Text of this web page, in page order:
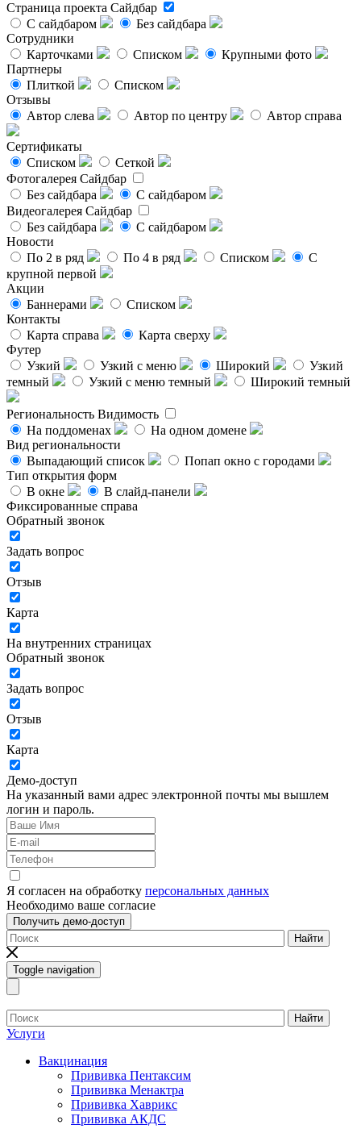
Страница проекта Сайдбар
С сайдбаром
Без сайдбара
Сотрудники
Карточками
Списком
Крупными фото
Партнеры
Плиткой
Списком
Отзывы
Автор слева
Автор по центру Автор справа
Сертификаты
Списком
Сеткой
Фотогалерея Сайдбар
Без сайдбара
С сайдбаром
Видеогалерея Сайдбар
Без сайдбара
С сайдбаром
Новости
По 2 в ряд
По 4 в ряд Списком
С
крупной первой
Акции
Баннерами
Списком
Контакты
Карта справа
Карта сверху
Футер
Узкий
Узкий с меню Широкий
Узкий
темный
Узкий с меню темный Широкий темный
Региональность Видимость
На поддоменах
На одном домене
Вид региональности
Выпадающий список
Попап окно с городами
Тип открытия форм
В окне
В слайд-панели
Фиксированные справа
Обратный звонок
Задать вопрос
Отзыв
Карта
На внутренних страницах
Обратный звонок
Задать вопрос
Отзыв
Карта
Демо-доступ
На указанный вами адрес электронной почты мы вышлем
логин и пароль.
Я согласен на обработку персональных данных
Необходимо ваше согласие
Получить демо-доступ
Найти
Toggle navigation
Найти
Услуги
Вакцинация
Прививка Пентаксим
Прививка Менактра
Прививка Хаврикс
Прививка АКДС